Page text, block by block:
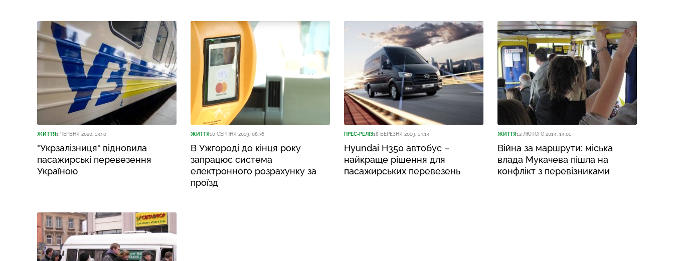
ЖИТТЯ1 ЧЕРВНЯ 2020, 13:50
"Укрзалізниця" відновила
пасажирські перевезення
Україною
ЖИТТЯ10 СЕРПНЯ 2019, 08:36
В Ужгороді до кінця року
запрацює система
електронного розрахунку за
проїзд
ПРЕС-РЕЛІЗ18 БЕРЕЗНЯ 2019, 14:14
Hyundai H350 автобус –
найкраще рішення для
пасажирських перевезень
ЖИТТЯ12 ЛЮТОГО 2014, 14:01
Війна за маршрути: міська
влада Мукачева пішла на
конфлікт з перевізниками